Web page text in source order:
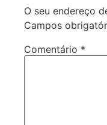
O seu endereço
Campos
Comentário *